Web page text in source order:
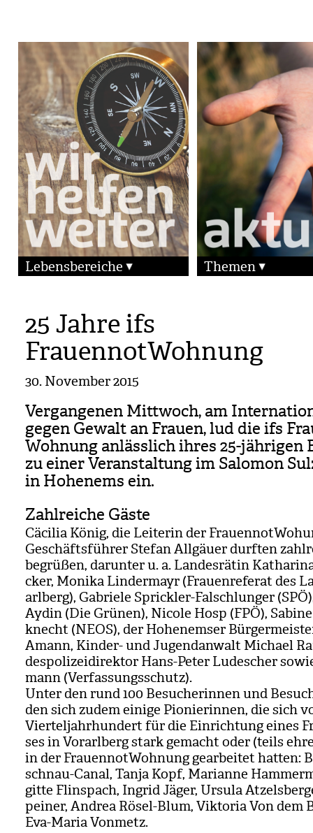
Lebensbereiche Themen
25 Jahre ifs
FrauennotWohnung
30. November 2015
Ver­gan­ge­nen Mitt­woch, am
gegen Gewalt an Frauen, lud die ifs
Woh­nung anläss­lich ihres 25-jäh­ri­gen
zu einer Ver­an­stal­tung im Salo­mon
in Hohen­ems ein.
Zahlreiche Gäste
Cäci­lia König, die Lei­te­rin der
Geschäfts­füh­rer Ste­fan All­gäuer durf­ten
begrü­ßen, dar­un­ter u. a. Lan­des­rä­tin
cker, Monika Lin­der­mayr (Frau­en­re­fe­rat des
arl­berg), Gabriele Sprick­ler-Fal­schlun­ger
Aydin (Die Grü­nen), Nicole Hosp (FPÖ),
knecht (NEOS), der Hohen­em­ser
Amann, Kin­der- und Jugend­an­walt Michael
des­po­li­zei­di­rek­tor Hans-Peter Lude­scher
mann (Ver­fas­sungs­schutz).
Unter den rund 100 Besu­che­rin­nen und
den sich zudem einige Pio­nie­rin­nen, die sich
Vier­tel­jahr­hun­dert für die Ein­rich­tung eines
ses in Vor­arl­berg stark gemacht oder (teils
in der Frau­en­not­Woh­nung gear­bei­tet hat­ten:
schnau-Canal, Tanja Kopf, Mari­anne
gitte Flin­s­pach, Ingrid Jäger, Ursula
pei­ner, Andrea Rösel-Blum, Vik­to­ria Von dem
Eva-Maria Von­metz.